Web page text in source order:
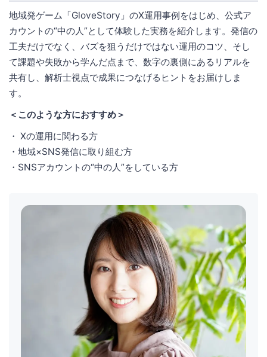
地域発ゲーム「GloveStory」のX運用事例をはじめ、公式ア
カウントの“中の人”として体験した実務を紹介します。発信の
工夫だけでなく、バズを狙うだけではない運用のコツ、そし
て課題や失敗から学んだ点まで、数字の裏側にあるリアルを
共有し、解析士視点で成果につなげるヒントをお届けしま
す。
＜このような方におすすめ＞
・ Xの運用に関わる方
・地域×SNS発信に取り組む方
・SNSアカウントの“中の人”をしている方